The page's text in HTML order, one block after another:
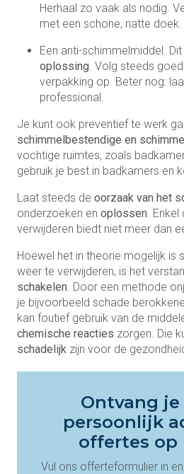
Herhaal zo vaak als nodig.
met een schone, natte doek.
Een anti-schimmelmiddel.
oplossing. Volg steeds
verpakking op. Beter nog:
professional.
Je kunt ook preventief te werk
schimmelbestendige en
vochtige ruimtes, zoals
gebruik je best in badkamers en
Laat steeds de oorzaak van het
onderzoeken en oplossen. Enkel
verwijderen biedt niet meer dan
Hoewel het in theorie mogelijk is
weer te verwijderen, is het
schakelen. Door een methode
je bijvoorbeeld schade
kan foutief gebruik van de
chemische reacties zorgen. Die
schadelijk zijn voor de
Ontvang je
persoonlijk
offertes op
Vul ons offerteformulier in